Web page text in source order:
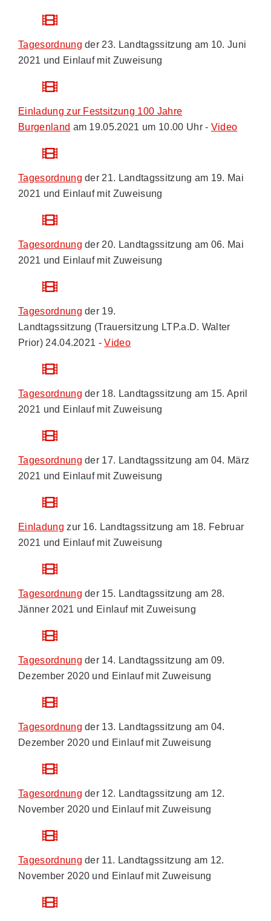
Tagesordnung der 23. Landtagssitzung am 10. Juni
2021 und Einlauf mit Zuweisung
Einladung zur Festsitzung 100 Jahre
Burgenland am 19.05.2021 um 10.00 Uhr - Video
Tagesordnung der 21. Landtagssitzung am 19. Mai
2021 und Einlauf mit Zuweisung
Tagesordnung der 20. Landtagssitzung am 06. Mai
2021 und Einlauf mit Zuweisung
Tagesordnung der 19.
Landtagssitzung (Trauersitzung LTP.a.D. Walter
Prior) 24.04.2021 -Video
Tagesordnung der 18. Landtagssitzung am 15. April
2021 und Einlauf mit Zuweisung
Tagesordnung der 17. Landtagssitzung am 04. März
2021 und Einlauf mit Zuweisung
Einladung zur 16. Landtagssitzung am 18. Februar
2021 und Einlauf mit Zuweisung
Tagesordnung der 15. Landtagssitzung am 28.
Jänner 2021 und Einlauf mit Zuweisung
Tagesordnung der 14. Landtagssitzung am 09.
Dezember 2020 und Einlauf mit Zuweisung
Tagesordnung der 13. Landtagssitzung am 04.
Dezember 2020 und Einlauf mit Zuweisung
Tagesordnung der 12. Landtagssitzung am 12.
November 2020 und Einlauf mit Zuweisung
Tagesordnung der 11. Landtagssitzung am 12.
November 2020 und Einlauf mit Zuweisung